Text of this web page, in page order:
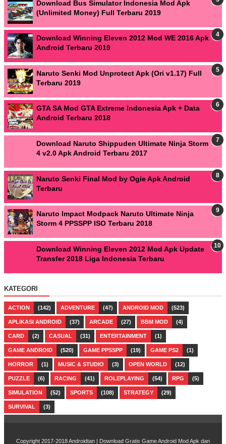
Download Bus Simulator Indonesia Mod Apk
(Unlimited Money) Full Terbaru 2019
Download Winning Eleven 2012 Mod WE 2016 Apk
Android Terbaru 2019
Naruto Senki Mod Unprotect Apk (Ori v1.17) Full
Terbaru 2019
GTA SA Mod GTA Extreme Indonesia Apk + Data
Android Terbaru 2018
Download Naruto Shippuden Ultimate Ninja Storm
4 v2.0 Apk Android Terbaru 2017
Naruto Senki Final Mod by Ogie Apk Android
Terbaru
Naruto Impact Modpack Naruto Ultimate Ninja
Storm 4 PPSSPP ISO Terbaru 2018
Download Winning Eleven 2012 Mod Apk Update
Transfer 2018 Liga Indonesia Terbaru
KATEGORI
ACTION (142) ADVENTURE (47) ANDROID MOD (523)
APLIKASI ANDROID (37) ARCADE (27) BBM MOD (4)
CARD (2) CASUAL (31) ENTERTAINMENT (1)
GAME ANDROID (520) GAME PPSSPP (19) GAME PS2 (1)
HORROR (1) MUSIC & STUDIO (3) OPEN WORLD (12)
PUZZLE (6) RACING (41) ROLEPLAYING (54) RPG (5)
SIMULATION (52) SPORTS (108) STRATEGY (29)
SURVIVAL (3)
Copyright 2017-2018Androidtan | Download Gratis Game Android Mod Apk dan